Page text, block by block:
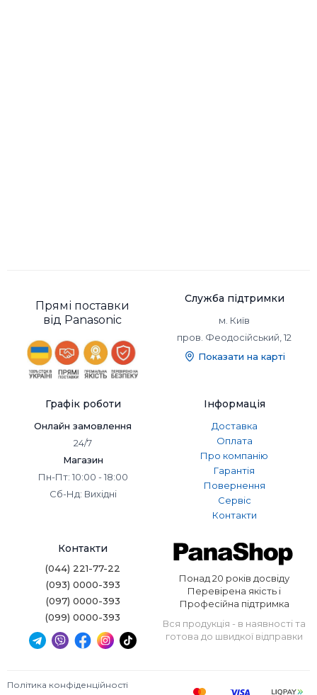
Прямі поставки
від Panasonic
Служба підтримки
м. Київ
пров. Феодосійський, 12
Показати на карті
Графік роботи
Онлайн замовлення
24/7
Магазин
Пн-Пт: 10:00 - 18:00
Сб-Нд: Вихідні
Інформація
Доставка
Оплата
Про компанію
Гарантія
Повернення
Сервіс
Контакти
Контакти
(044) 221-77-22
(093) 0000-393
(097) 0000-393
(099) 0000-393
Понад 20 років досвіду
Перевірена якість і
Професійна підтримка
Вся продукція - в наявності та
готова до швидкої відправки
Політика конфіденційності